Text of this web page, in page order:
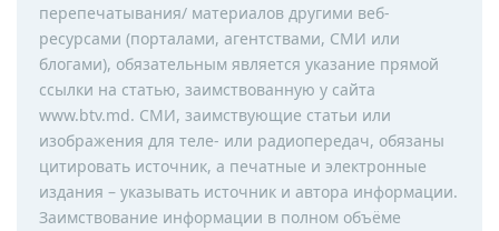
перепечатывания/ материалов другими веб-
ресурсами (порталами, агентствами, СМИ или
блогами), обязательным является указание прямой
ссылки на статью, заимствованную у сайта
www.btv.md. СМИ, заимствующие статьи или
изображения для теле- или радиопередач, обязаны
цитировать источник, а печатные и электронные
издания – указывать источник и автора информации.
Заимствование информации в полном объёме